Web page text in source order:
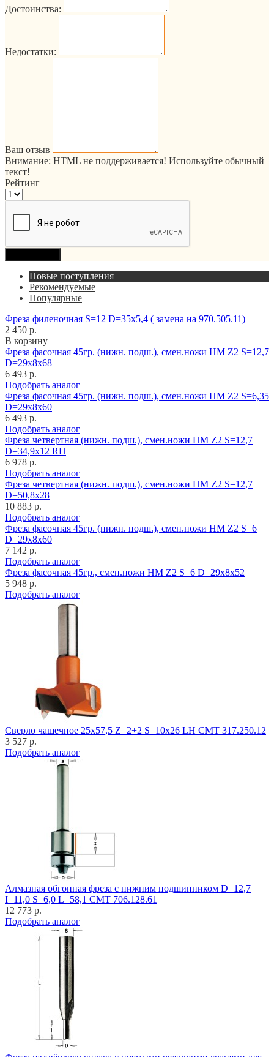
Достоинства:
Недостатки:
Ваш отзыв
Внимание: HTML не поддерживается! Используйте обычный
текст!
Рейтинг
Новые поступления
Рекомендуемые
Популярные
Фреза филеночная S=12 D=35x5,4 ( замена на 970.505.11)
2 450 р.
В корзину
Фреза фасочная 45гр. (нижн. подш.), смен.ножи HM Z2 S=12,7
D=29x8x68
6 493 р.
Подобрать аналог
Фреза фасочная 45гр. (нижн. подш.), смен.ножи HM Z2 S=6,35
D=29x8x60
6 493 р.
Подобрать аналог
Фреза четвертная (нижн. подш.), смен.ножи HM Z2 S=12,7
D=34,9x12 RH
6 978 р.
Подобрать аналог
Фреза четвертная (нижн. подш.), смен.ножи HM Z2 S=12,7
D=50,8x28
10 883 р.
Подобрать аналог
Фреза фасочная 45гр. (нижн. подш.), смен.ножи HM Z2 S=6
D=29x8x60
7 142 р.
Подобрать аналог
Фреза фасочная 45гр., смен.ножи HM Z2 S=6 D=29x8x52
5 948 р.
Подобрать аналог
Cверло чашечное 25x57,5 Z=2+2 S=10x26 LH CMT 317.250.12
3 527 р.
Подобрать аналог
Алмазная обгонная фреза с нижним подшипником D=12,7
I=11,0 S=6,0 L=58,1 CMT 706.128.61
12 773 р.
Подобрать аналог